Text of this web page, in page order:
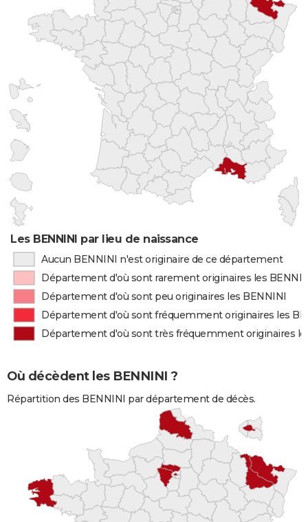
Les BENNINI par lieu de naissance
Aucun BENNINI n'est originaire de ce département
Département d'où sont rarement originaires les
Département d'où sont peu originaires les BENNINI
Département d'où sont fréquemment originaires les
Département d'où sont très fréquemment originaires
Où décèdent les BENNINI ?
Répartition des BENNINI par département de décès.